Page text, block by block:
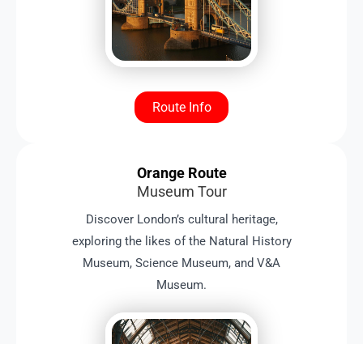
Route Info
Orange Route
Museum Tour
Discover London’s cultural heritage,
exploring the likes of the Natural History
Museum, Science Museum, and V&A
Museum.